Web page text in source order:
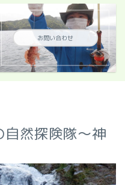
お問い合わせ
然探険隊～神